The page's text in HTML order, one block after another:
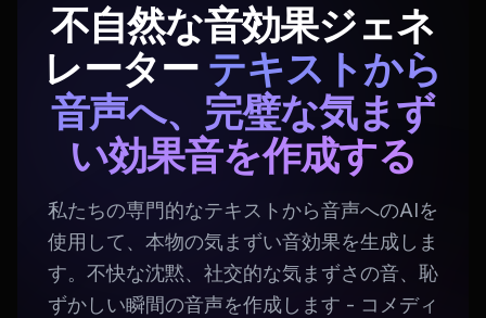
不自然な音効果ジェネ
レーター テキストから
音声へ、完璧な気まず
い効果音を作成する
私たちの専門的なテキストから音声へのAIを
使用して、本物の気まずい音効果を生成しま
す。不快な沈黙、社交的な気まずさの音、恥
ずかしい瞬間の音声を作成します - コメディ